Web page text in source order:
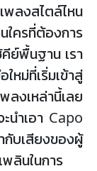
ลงสไตล์ไหน
ใครที่ต้องการ
ย์พื้นฐาน เรา
ใหม่ที่เริ่มเข้าสู่
ลงเหล่านี้เลย
นำเอา Capo
กับเสียงของผู้
พลินในการ